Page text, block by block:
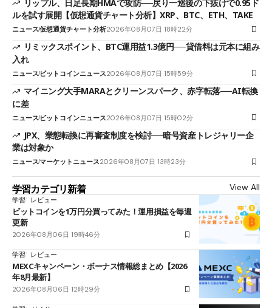
リップル、日足長期HMAで攻防──戻り一巡後の下抜けで0.95ド
ルを試す展開【仮想通貨チャート分析】XRP、BTC、ETH、TAKE
ニュース仮想通貨チャート分析2026年08月07日 18時22分
リミックスポイント、BTC運用益1.3億円──貸借料は元本に組み
入れ
ニュースビットコインニュース2026年08月07日 15時59分
マイニング大手MARAとクリーンスパーク、赤字転落──AI転換
に差
ニュースビットコインニュース2026年08月07日 15時02分
JPX、業態転換に再審査制度を検討──暗号資産トレジャリー企
業は対象か
ニュースマーケットニュース2026年08月07日 13時23分
学習カテゴリ新着 View All
学習 レビュー
ビットコインを1万円分買ってみた！運用損益を毎週
更新
2026年08月06日 19時46分
学習 レビュー
MEXCキャンペーン・ボーナス情報総まとめ【2026
年8月最新】
2026年08月06日 12時29分